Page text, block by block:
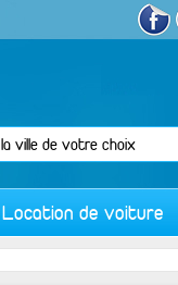
Location de voiture